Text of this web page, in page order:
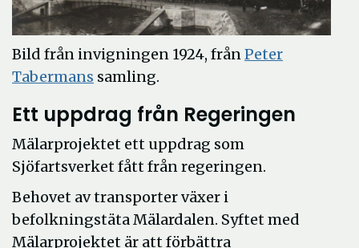
Bild från invigningen 1924, från Peter
Tabermans samling.
Ett uppdrag från Regeringen
Mälarprojektet ett uppdrag som
Sjöfartsverket fått från regeringen.
Behovet av transporter växer i
befolkningstäta Mälardalen. Syftet med
Mälarprojektet är att förbättra